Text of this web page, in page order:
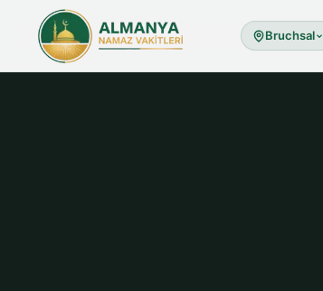
Bruchsal